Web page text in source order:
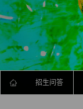
程 招生问答